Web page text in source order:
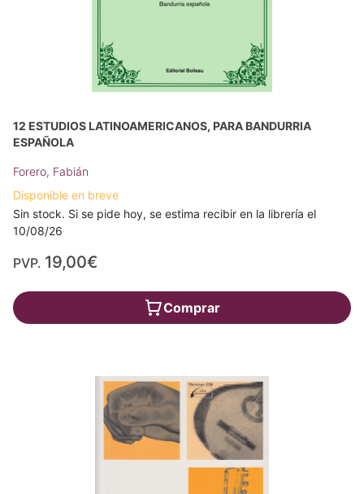
12 ESTUDIOS LATINOAMERICANOS, PARA BANDURRIA
ESPAÑOLA
Forero, Fabián
Disponible en breve
Sin stock. Si se pide hoy, se estima recibir en la librería el
10/08/26
PVP. 19,00€
Comprar